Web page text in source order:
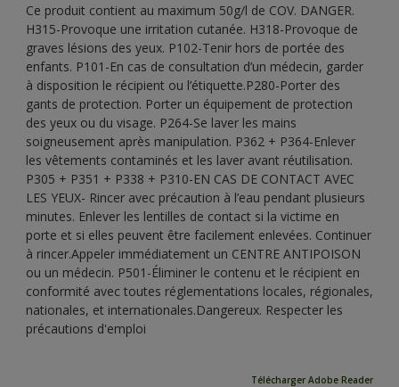
Ce produit contient au maximum 50g/l de COV. DANGER.
H315-Provoque une irritation cutanée. H318-Provoque de
graves lésions des yeux. P102-Tenir hors de portée des
enfants. P101-En cas de consultation d’un médecin, garder
à disposition le récipient ou l’étiquette.P280-Porter des
gants de protection. Porter un équipement de protection
des yeux ou du visage. P264-Se laver les mains
soigneusement après manipulation. P362 + P364-Enlever
les vêtements contaminés et les laver avant réutilisation.
P305 + P351 + P338 + P310-EN CAS DE CONTACT AVEC
LES YEUX- Rincer avec précaution à l’eau pendant plusieurs
minutes. Enlever les lentilles de contact si la victime en
porte et si elles peuvent être facilement enlevées. Continuer
à rincer.Appeler immédiatement un CENTRE ANTIPOISON
ou un médecin. P501-Éliminer le contenu et le récipient en
conformité avec toutes réglementations locales, régionales,
nationales, et internationales.Dangereux. Respecter les
précautions d'emploi
Télécharger Adobe Reader